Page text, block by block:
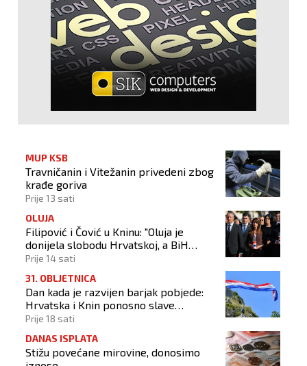
MUP KSB
Travničanin i Vitežanin privedeni zbog
krađe goriva
Prije 13 sati
OLUJA
Filipović i Čović u Kninu: "Oluja je
donijela slobodu Hrvatskoj, a BiH
otvorila put prema miru!"
Prije 14 sati
31. OBLJETNICA
Dan kada je razvijen barjak pobjede:
Hrvatska i Knin ponosno slave
obljetnicu Oluje
Prije 18 sati
DANAS ISPLATA
Stižu povećane mirovine, donosimo